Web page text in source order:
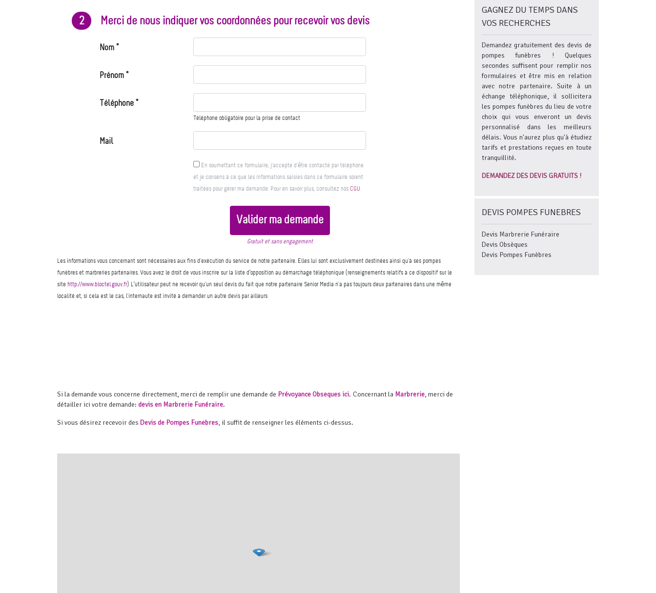
Si la demande vous concerne directement, merci de remplir une demande de Prévoyance Obsèques ici. Concernant la Marbrerie, merci de
détailler ici votre demande: devis en Marbrerie Funéraire.
Si vous désirez recevoir des Devis de Pompes Funèbres, il suffit de renseigner les éléments ci-dessus.
GAGNEZ DU TEMPS DANS
VOS RECHERCHES
Demandez gratuitement des devis de
pompes funèbres ! Quelques
secondes suffisent pour remplir nos
formulaires et être mis en relation
avec notre partenaire. Suite à un
échange téléphonique, il sollicitera
les pompes funèbres du lieu de votre
choix qui vous enveront un devis
personnalisé dans les meilleurs
délais. Vous n'aurez plus qu'à étudiez
tarifs et prestations reçues en toute
tranquillité.
DEMANDEZ DES DEVIS GRATUITS !
DEVIS POMPES FUNEBRES
Devis Marbrerie Funéraire
Devis Obsèques
Devis Pompes Funèbres